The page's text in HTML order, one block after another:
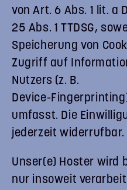
von Art. 6 Abs. 1 lit. a
25 Abs. 1 TTDSG,
Speicherung von
Zugriff auf
Nutzers (z. B.
Device-
umfasst. Die
jederzeit widerrufbar.
Unser(e) Hoster wird
nur insoweit